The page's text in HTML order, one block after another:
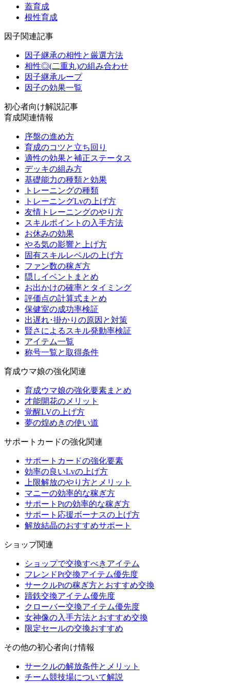
蓋育成
根性育成
因子関連記事
因子継承の相性と厳選方法
相性◎(二重丸)の組み合わせ
因子継承ループ
因子の効果一覧
初心者向け解説記事
育成関連情報
序盤の進め方
育成のコツと立ち回り
適性の効果と補正ステータス
デッキの組み方
基礎能力の種類と効果
トレーニングの種類
トレーニングLvの上げ方
友情トレーニングのやり方
スキルポイントの入手方法
お休みの効果
やる気の影響と上げ方
固有スキルレベルの上げ方
ファン数の稼ぎ方
隠しイベントまとめ
お出かけの確率とタイミング
評価点の計算式まとめ
保健室の成功率検証
出遅れ･掛かりの原因と対策
賢さによるスキル発動率検証
アイテム一覧
称号一覧と取得条件
育成ウマ娘の強化関連
育成ウマ娘の強化要素まとめ
才能開花のメリット
覚醒LVの上げ方
夢の煌めきの使い道
サポートカードの強化関連
サポートカードの強化要素
効率の良いLvの上げ方
上限解放のやり方とメリット
マニーの効率的な稼ぎ方
サポートPtの効率的な稼ぎ方
サポート応援ボーナスの上げ方
解放結晶のおすすめサポート
ショップ関連
ショップで交換すべきアイテム
フレンドPt交換アイテム優先度
サークルPtの稼ぎ方とおすすめ交換
蹄鉄交換アイテム優先度
クローバー交換アイテム優先度
女神像の入手方法とおすすめ交換
限定セールの交換おすすめ
その他の初心者向け情報
サークルの解放条件とメリット
チーム競技場について解説